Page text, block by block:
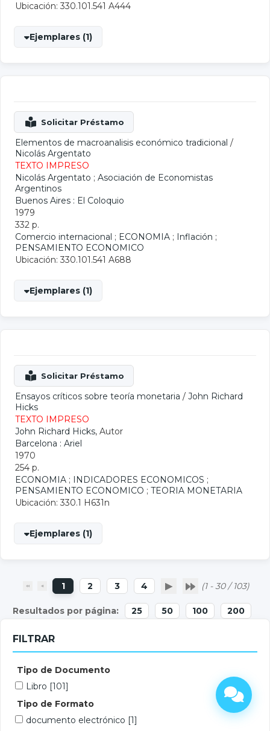
Ubicación: 330.101.541 A444
Ejemplares (1)
Elementos de macroanalisis económico tradicional /
Nicolás Argentato
TEXTO IMPRESO
Nicolás Argentato ; Asociación de Economistas
Argentinos
Buenos Aires : El Coloquio
1979
332 p.
Comercio internacional ; ECONOMIA ; Inflación ;
PENSAMIENTO ECONOMICO
Ubicación: 330.101.541 A688
Ejemplares (1)
Ensayos críticos sobre teoría monetaria / John Richard
Hicks
TEXTO IMPRESO
John Richard Hicks, Autor
Barcelona : Ariel
1970
254 p.
ECONOMIA ; INDICADORES ECONOMICOS ;
PENSAMIENTO ECONOMICO ; TEORIA MONETARIA
Ubicación: 330.1 H631n
Ejemplares (1)
1 2 3 4 (1 - 30 / 103)
25 50 100 200
FILTRAR
Tipo de Documento
Libro [101]
Tipo de Formato
documento electrónico [1]